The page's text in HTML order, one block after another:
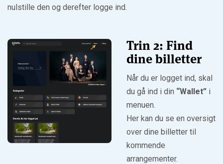
nulstille den og derefter logge ind.
Trin 2: Find
dine billetter
Når du er logget ind, skal
du gå ind i din “Wallet” i
menuen.
Her kan du se en oversigt
over dine billetter til
kommende
arrangementer.